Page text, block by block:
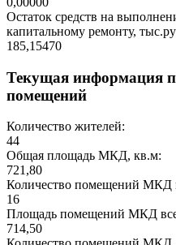
Остаток средств на
капитальному ремонту,
185,15470
Текущая информация
помещений
Количество жителей:
44
Общая площадь МКД, кв.м:
721,80
Количество помещений МКД
16
Площадь помещений МКД
714,50